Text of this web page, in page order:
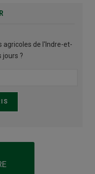
agricoles de l'Indre-et-
jours ?